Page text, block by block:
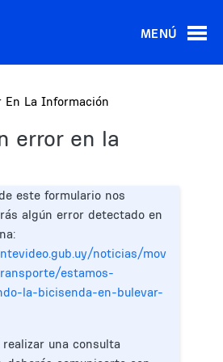
MENÚ
En La Información
error en la
este formulario nos
algún error detectado en
noticias/mov
estamos-
la-bicisenda-en-bulevar-
una consulta